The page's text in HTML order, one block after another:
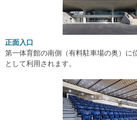
正面入口
第一体育館の南側（有料駐車場の奥）に
として利用されます。